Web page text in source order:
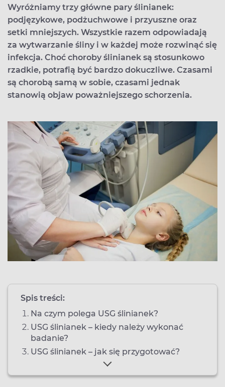
Wyróżniamy trzy główne pary ślinianek:
podjęzykowe, podżuchwowe i przyuszne oraz
setki mniejszych. Wszystkie razem odpowiadają
za wytwarzanie śliny i w każdej może rozwinąć się
infekcja. Choć choroby ślinianek są stosunkowo
rzadkie, potrafią być bardzo dokuczliwe. Czasami
są chorobą samą w sobie, czasami jednak
stanowią objaw poważniejszego schorzenia.
Spis treści:
Na czym polega USG ślinianek?
USG ślinianek – kiedy należy wykonać
badanie?
USG ślinianek – jak się przygotować?